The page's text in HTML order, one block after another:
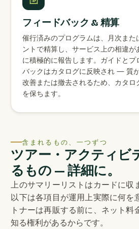
フィードバック & 精算
催行済みのプログラムは、月次また
ントで精算し、サービス上の相違
に積極的に報告します。ガイドとプ
バックはカタログに反映され — 質
改善または撤去されるため、カタロ
を保ちます。
含まれるもの、一つずつ
ツアー・アクティビ
るもの — 詳細に。
上のサマリーリストはカードに収
以下は各項目が運用上実際に何を
トナーは再販する前に、ネット料
知る権利があるからです。